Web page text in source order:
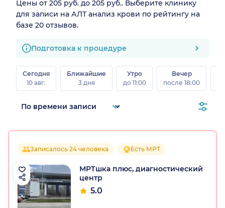
Цены от 205 руб. до 205 руб.. Выберите клинику
для записи на АЛТ анализ крови по рейтингу на
базе 20 отзывов.
Подготовка к процедуре
Сегодня
10 авг.
Ближайшие
3 дня
Утро
до 11:00
Вечер
после 18:00
Записалось 24 человека Есть МРТ
МРТшка плюс, диагностический
центр
5.0